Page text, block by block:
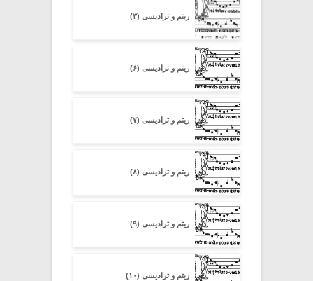
ریتم و ترادیسی (۳)
ریتم و ترادیسی (۶)
ریتم و ترادیسی (۷)
ریتم و ترادیسی (۸)
ریتم و ترادیسی (۹)
ریتم و ترادیسی (۱۰)